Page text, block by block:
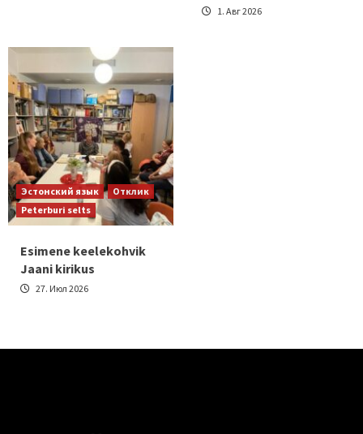
1. Авг 2026
Эстонский язык
Отклик
Peterburi selts
Esimene keelekohvik
Jaani kirikus
27. Июл 2026